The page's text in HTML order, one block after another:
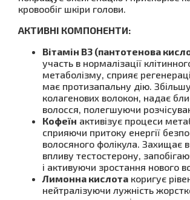
кровообіг шкіри голови.
АКТИВНІ КОМПОНЕНТИ:
Вітамін В3 (пантотенова
участь в нормалізації
метаболізму, сприяє
має протизапальну дію.
колагенових волокон, надає
волосся, полегшуючи
Кофеїн активізує процеси
сприяючи притоку енергії
волосяного фолікула. Захищає
впливу тестостерону,
і активуючи зростання нового
Лимонна кислота коригує
нейтралізуючи лужність